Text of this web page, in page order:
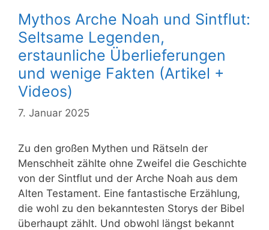
Mythos Arche Noah und Sintflut:
Seltsame Legenden,
erstaunliche Überlieferungen
und wenige Fakten (Artikel +
Videos)
7. Januar 2025
Zu den großen Mythen und Rätseln der
Menschheit zählte ohne Zweifel die Geschichte
von der Sintflut und der Arche Noah aus dem
Alten Testament. Eine fantastische Erzählung,
die wohl zu den bekanntesten Storys der Bibel
überhaupt zählt. Und obwohl längst bekannt